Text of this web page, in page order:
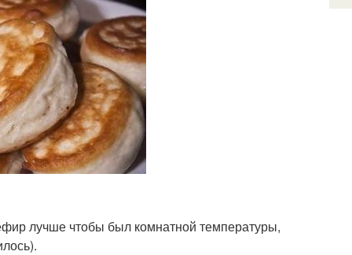
лучше чтобы был комнатной температуры,